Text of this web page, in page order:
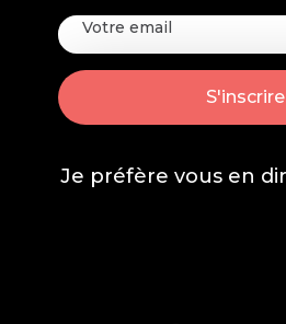
Je préfère vous en